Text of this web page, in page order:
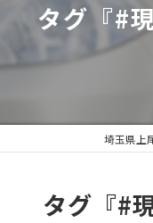
タグ『#
埼玉県上
タグ『#